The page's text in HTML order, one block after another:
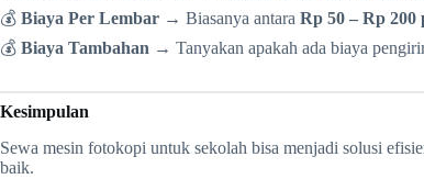
💰 Biaya Per Lembar → Biasanya antara Rp 50 – Rp 200
💰 Biaya Tambahan → Tanyakan apakah ada biaya
Kesimpulan
Sewa mesin fotokopi untuk sekolah bisa menjadi solusi
baik.